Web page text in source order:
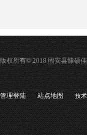
版权所有© 2018 固安县慷硕
管理登陆 站点地图 技